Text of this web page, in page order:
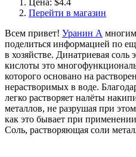
Перейти в магазин
Всем привет! Уранин А
поделиться информацией по
в хозяйстве. Динатриевая соль
кислоты это
которого основано на
нерастворимых в воде.
легко растворяет налёты
металлов, не разрушая при
как это бывает при
Соль, растворяющая соли